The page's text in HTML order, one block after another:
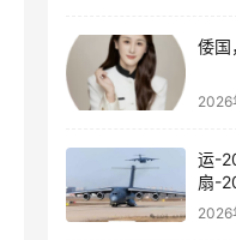
倭国
2026
运-
扇-
大突
2026